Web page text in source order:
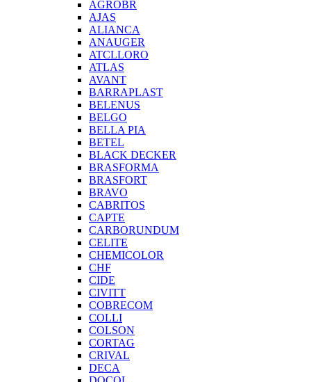
AGROBR
AJAS
ALIANCA
ANAUGER
ATCLLORO
ATLAS
AVANT
BARRAPLAST
BELENUS
BELGO
BELLA PIA
BETEL
BLACK DECKER
BRASFORMA
BRASFORT
BRAVO
CABRITOS
CAPTE
CARBORUNDUM
CELITE
CHEMICOLOR
CHF
CIDE
CIVITT
COBRECOM
COLLI
COLSON
CORTAG
CRIVAL
DECA